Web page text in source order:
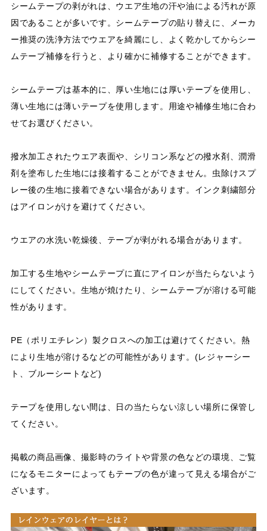
シームテープの剥がれは、ウエア生地の汗や油による汚れが原
因であることが多いです。シームテープの貼り替えに、メーカ
ー推奨の洗浄方法でウエアを綺麗にし、よく乾かしてからシー
ムテープ補修を行うと、より確かに補修することができます。
シームテープは基本的に、厚い生地には厚いテープを使用し、
薄い生地には薄いテープを使用します。用途や補修生地に合わ
せてお選びください。
撥水加工されたウエア表面や、シリコン系などの撥水剤、潤滑
剤を塗布した生地には接着することができません。虫除けスプ
レー後の生地に接着できない場合があります。インク刺繍部分
はアイロンがけを避けてください。
ウエアの水洗い乾燥後、テープが剥がれる場合があります。
加工する生地やシームテープに直にアイロンが当たらないよう
にしてください。生地が焼けたり、シームテープが溶ける可能
性があります。
PE（ポリエチレン）製クロスへの加工は避けてください。熱
により生地が溶けるなどの可能性があります。(レジャーシー
ト、ブルーシートなど)
テープを使用しない間は、日の当たらない涼しい場所に保管し
てください。
掲載の商品画像、撮影時のライトや背景の色などの環境、ご覧
になるモニターによってもテープの色が違って見える場合がご
ざいます。